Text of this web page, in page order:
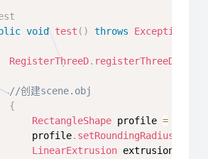
void test ( ) throws Exception
RegisterThreeD. registerThreeD2310
//创建scene.obj
{
RectangleShape profile =
profile
. setRoundingRadius
LinearExtrusion extrusion